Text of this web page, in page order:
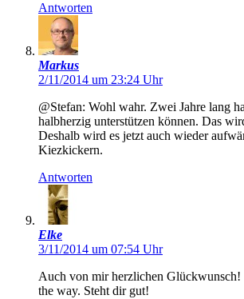
Antworten
Markus
2/11/2014 um 23:24 Uhr
@Stefan: Wohl wahr. Zwei Jahre lang
halbherzig unterstützen können. Das
Deshalb wird es jetzt auch wieder
Kiezkickern.
Antworten
Elke
3/11/2014 um 07:54 Uhr
Auch von mir herzlichen
the way. Steht dir gut!